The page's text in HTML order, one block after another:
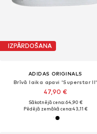
IZPĀRDOŠANA
ADIDAS ORIGINALS
Brīvā laika apavi 'Superstar II'
47,90 €
Sākotnējā cena: 64,90 €
Pēdējā zemākā cena:43,11 €